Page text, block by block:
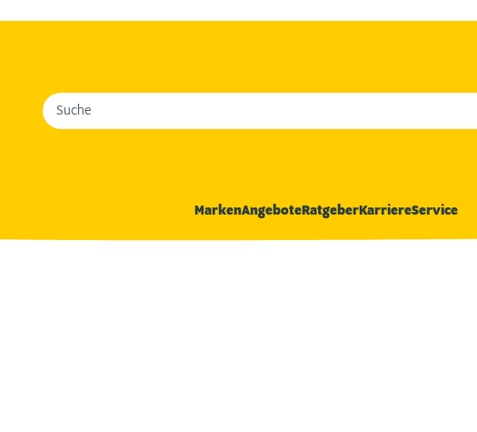
Suche
MarkenAngeboteRatgeberKarriereService